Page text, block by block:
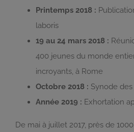
Printemps 2018 :
laboris
19 au 24 mars 2018 :
400 jeunes du monde
incroyants, à Rome
Octobre 2018 : Synode
Année 2019 : Exhortation
De mai à juillet 2017, près de